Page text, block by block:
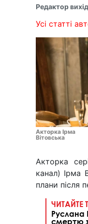
Редактор
Усі статті
Акторка Ірма
Вітовська
Акторка
канал) Ірма
плани після
ЧИТАЙТЕ
Руслана
смертю